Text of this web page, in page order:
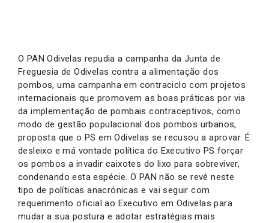
O PAN Odivelas repudia a campanha da Junta de
Freguesia de Odivelas contra a alimentação dos
pombos, uma campanha em contraciclo com projetos
internacionais que promovem as boas práticas por via
da implementação de pombais contraceptivos, como
modo de gestão populacional dos pombos urbanos,
proposta que o PS em Odivelas se recusou a aprovar. É
desleixo e má vontade política do Executivo PS forçar
os pombos a invadir caixotes do lixo para sobreviver,
condenando esta espécie. O PAN não se revê neste
tipo de políticas anacrónicas e vai seguir com
requerimento oficial ao Executivo em Odivelas para
mudar a sua postura e adotar estratégias mais